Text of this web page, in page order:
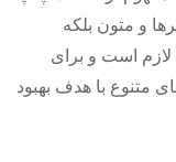
و متون بلکه
است و برای
متنوع با هدف بهبود